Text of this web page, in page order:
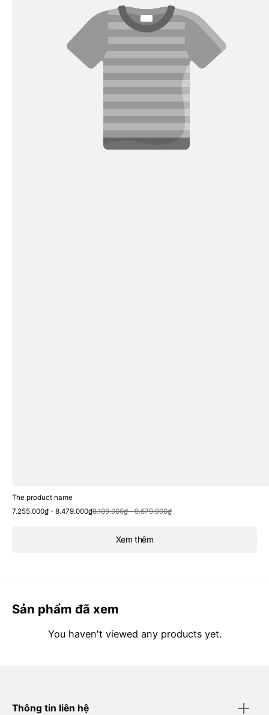
Xem thêm
The product name
Sale
7.255.000₫ - 8.479.000₫
Regular
8.109.000₫ - 9.679.000₫
Sản phẩm đã xem
You haven't viewed any products yet.
Thông tin liên hệ